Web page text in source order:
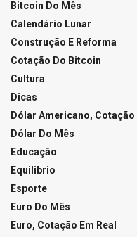
Bitcoin Do Mês
Calendário Lunar
Construção E Reforma
Cotação Do Bitcoin
Cultura
Dicas
Dólar Americano, Cotação
Dólar Do Mês
Educação
Equilibrio
Esporte
Euro Do Mês
Euro, Cotação Em Real